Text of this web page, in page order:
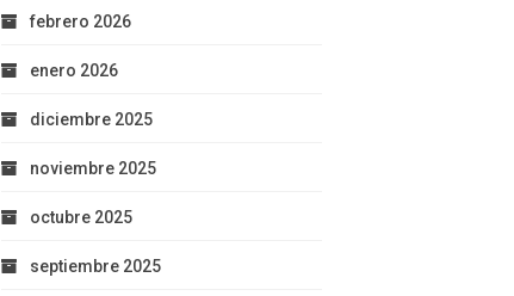
febrero 2026
enero 2026
diciembre 2025
noviembre 2025
octubre 2025
septiembre 2025